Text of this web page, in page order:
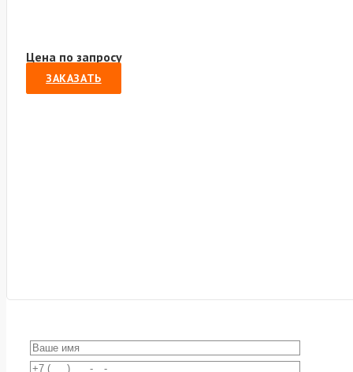
Цена по запросу
ЗАКАЗАТЬ